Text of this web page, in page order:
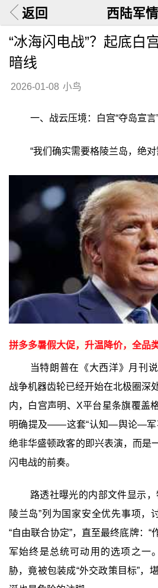
返回 西陆军情
“冰海闪电战”？起底白
暗线
2026-01-08 小鸟
一、战云压境：白宫“夺岛宣
“我们确实需要格陵兰岛，绝对
拼多多暑假大促，升温降价，全品
当特朗普在《大西洋》月刊
战争机器齿轮已经开始在北极圈深
内，白宫声明、X平台星条旗覆盖
明确提及——这套“认知—舆论—军
绝非华盛顿政客的即兴表演，而是
闪电战的前奏。
路透社曝光的内部文件显示
陵兰岛”列为国家安全优先事项，
“自由联合协定”，直至最终底牌：
军始终是总统可动用的选项之一
胁，竟被包装成“外交政策目标”，